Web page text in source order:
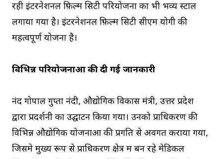
रही इंटरनेशनल फ़िल्म सिटी परियोजना का भी भव्य स्टाल
लगाया गया है। इंटरनेशनल फ़िल्म सिटी सीएम योगी की
महत्वपूर्ण योजना है।
विभिन्न परियोजनाओं की दी गई जानकारी
नंद गोपाल गुप्ता नंदी, औद्योगिक विकास मंत्री, उत्तर प्रदेश
द्वारा प्रदर्शनी का उद्घाटन किया गया। उनको प्राधिकरण की
विभिन्न औद्योगिक योजनाओं की प्रगति से अवगत कराया गया,
जिसमे मुख्य रूप से प्राधिकरण क्षेत्र में बन रहे मेडिकल